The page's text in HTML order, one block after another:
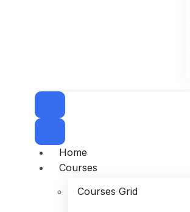
Home
Courses
Courses Grid